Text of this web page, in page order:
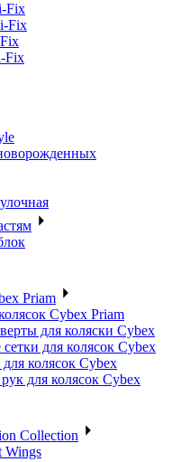
Fix
Fix
Fix
Priam
Cybex Priam
для коляски Cybex
для колясок Cybex
колясок Cybex
для колясок Cybex
Collection
Wings